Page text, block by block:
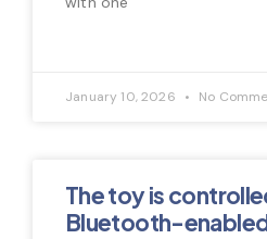
January 10, 2026 No
The toy is
Bluetooth-